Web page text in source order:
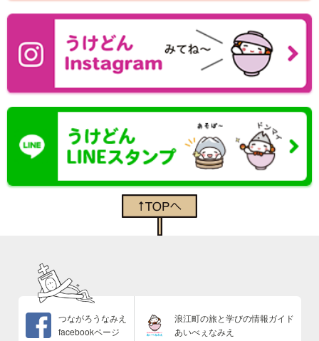
つながろうなみえ
facebookページ
浪江町の旅と学びの情報ガイド
あいべぇなみえ